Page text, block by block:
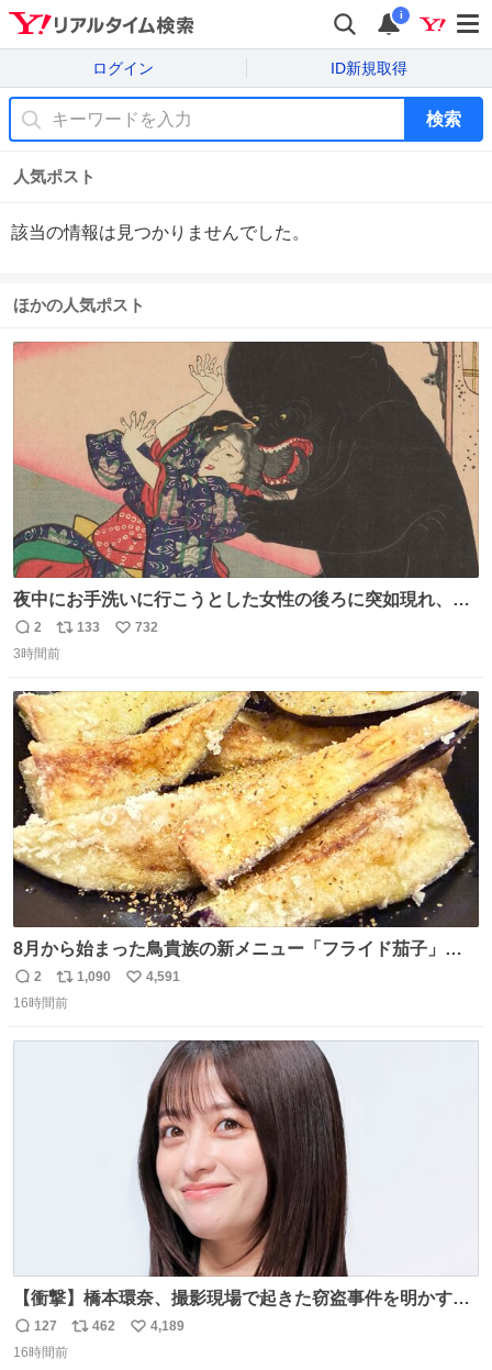
i
ログイン ID新規取得
検索
人気ポスト
該当の情報は見つかりませんでした。
ほかの人気ポスト
夜中にお手洗いに行こうとした女性の後ろに突如現れ、髪
の毛にガブリと嚙みついたのは、「髪切」という真っ黒な
モンスター。顔をアップでみるとちょっと怖い、正体不明
「アニマル＆モンスター」展にて8/23まで展示していま
す。
返
信
2
リ
ポ
ト
数
133
い
数
732
3時間前
8月から始まった鳥貴族の新メニュー「フライド茄子」が
うますぎでした 信じて……
返
信
2
リ
ポ
1,090
い
4,591
16時間前
【衝撃】橋本環奈、撮影現場で起きた窃盗事件を明かす
「警察が来てました」 news.livedoor.com/article/detail…
橋本は「撮影現場で照明さんのケーブルが盗まれて…。廃
返
信
127
リ
462
い
4,189
16時間前